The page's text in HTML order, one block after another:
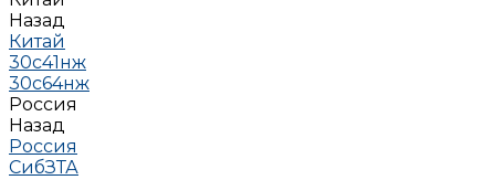
Назад
Китай
30с41нж
30с64нж
Россия
Назад
Россия
СибЗТА